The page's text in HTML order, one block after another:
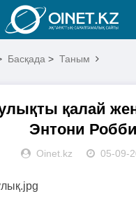
Басқада > Таным
қалай
Энтони
Oinet.kz 05-09-